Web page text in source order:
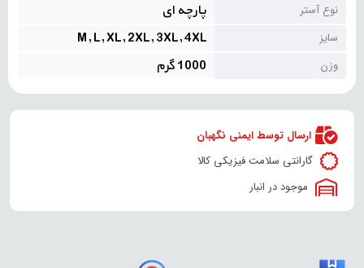
نوع آستر پارچه ای
سایز M, L, XL, 2XL, 3XL, 4XL
وزن 1000 گرم
ارسال توسط ایمنی نگهبان
گارانتی سلامت فیزیکی کالا
موجود در انبار